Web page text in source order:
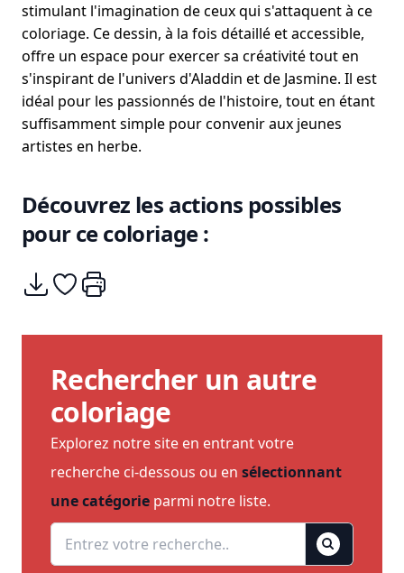
stimulant l'imagination de ceux qui s'attaquent à ce
coloriage. Ce dessin, à la fois détaillé et accessible,
offre un espace pour exercer sa créativité tout en
s'inspirant de l'univers d'Aladdin et de Jasmine. Il est
idéal pour les passionnés de l'histoire, tout en étant
suffisamment simple pour convenir aux jeunes
artistes en herbe.
Découvrez les actions possibles
pour ce coloriage :
Télécharger
Ajouter à mes coups de coeurs
Imprimer
Rechercher un autre
coloriage
Explorez notre site en entrant votre
recherche ci-dessous ou en sélectionnant
une catégorie parmi notre liste.